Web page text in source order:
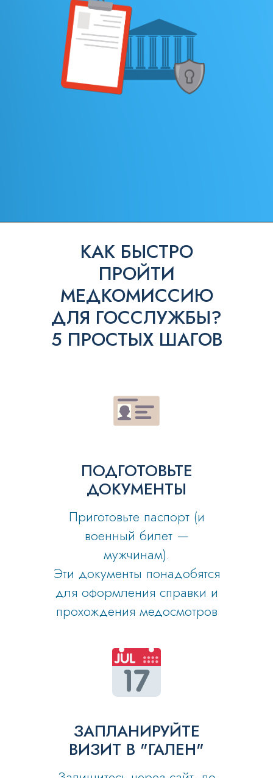
КАК БЫСТРО
ПРОЙТИ
МЕДКОМИССИЮ
ДЛЯ ГОССЛУЖБЫ?
5 ПРОСТЫХ ШАГОВ
ПОДГОТОВЬТЕ
ДОКУМЕНТЫ
Приготовьте паспорт (и
военный билет —
мужчинам).
Эти документы понадобятся
для оформления справки и
прохождения медосмотров
ЗАПЛАНИРУЙТЕ
ВИЗИТ В "ГАЛЕН"